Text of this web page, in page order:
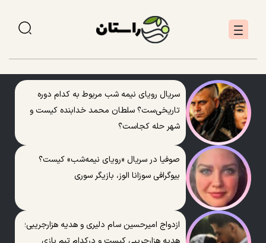
سریال رویای نیمه شب مربوط به کدام دوره
تاریخی‌ست؟ سلطان محمد خدابنده کیست و
شهر حله کجاست؟
صوفیا در سریال «رویای نیمه‌شب» کیست؟
بیوگرافی سوزانا الوز، بازیگر سوری
ازدواج امیرحسین سام دلیری و هدیه هزارجریبی؛